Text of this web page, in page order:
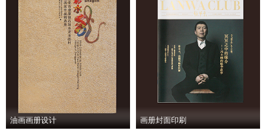
油画画册设计 画册封面印刷